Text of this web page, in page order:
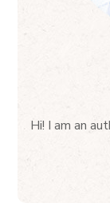
Hi! I am an